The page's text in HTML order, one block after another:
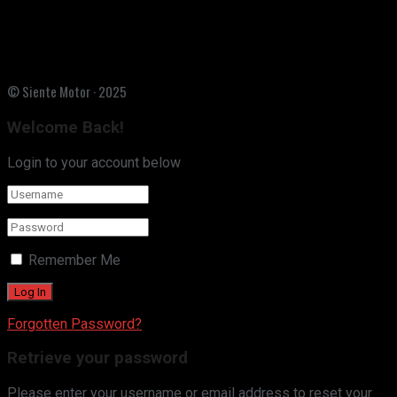
© Siente Motor · 2025
Welcome Back!
Login to your account below
Remember Me
Forgotten Password?
Retrieve your password
Please enter your username or email address to reset your